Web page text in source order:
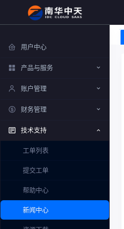
用户中心
产品与服务
账户管理
财务管理
技术支持
工单列表
提交工单
帮助中心
新闻中心